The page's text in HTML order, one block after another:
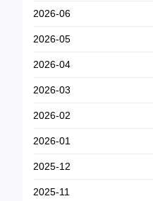
2026-06
2026-05
2026-04
2026-03
2026-02
2026-01
2025-12
2025-11